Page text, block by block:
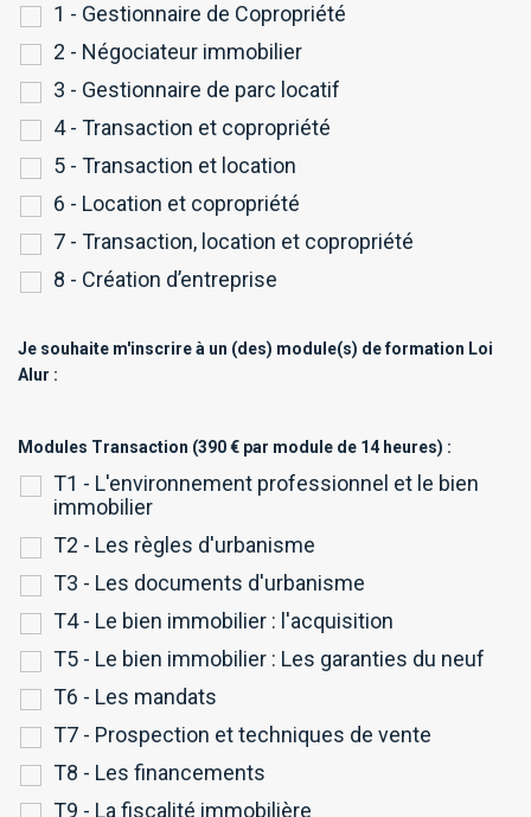
1 - Gestionnaire de Copropriété
2 - Négociateur immobilier
3 - Gestionnaire de parc locatif
4 - Transaction et copropriété
5 - Transaction et location
6 - Location et copropriété
7 - Transaction, location et copropriété
8 - Création d’entreprise
Je souhaite m'inscrire à un (des) module(s) de formation Loi
Alur :
Modules Transaction (390 € par module de 14 heures) :
T1 - L'environnement professionnel et le bien
immobilier
T2 - Les règles d'urbanisme
T3 - Les documents d'urbanisme
T4 - Le bien immobilier : l'acquisition
T5 - Le bien immobilier : Les garanties du neuf
T6 - Les mandats
T7 - Prospection et techniques de vente
T8 - Les financements
T9 - La fiscalité immobilière